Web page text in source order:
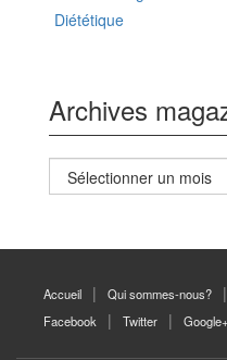
Diététique
Archives
Archives
magazine
Accueil Qui sommes-nous?
Facebook
Twitter Google+